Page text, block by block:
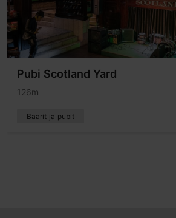
Pubi Scotland Yard
126m
Baarit ja pubit